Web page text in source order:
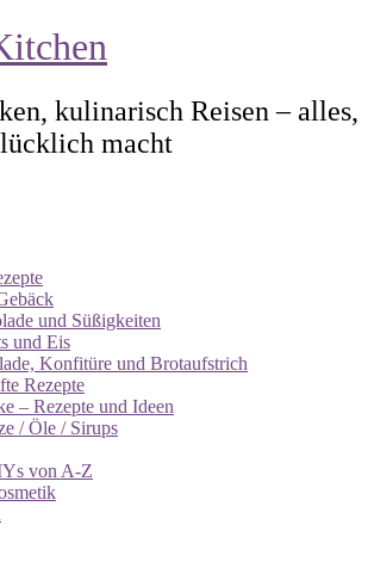
kulinarisch Reisen – alles,
macht
und Süßigkeiten
und Eis
Konfitüre und Brotaufstrich
Rezepte
– Rezepte und Ideen
/ Öle / Sirups
von A-Z